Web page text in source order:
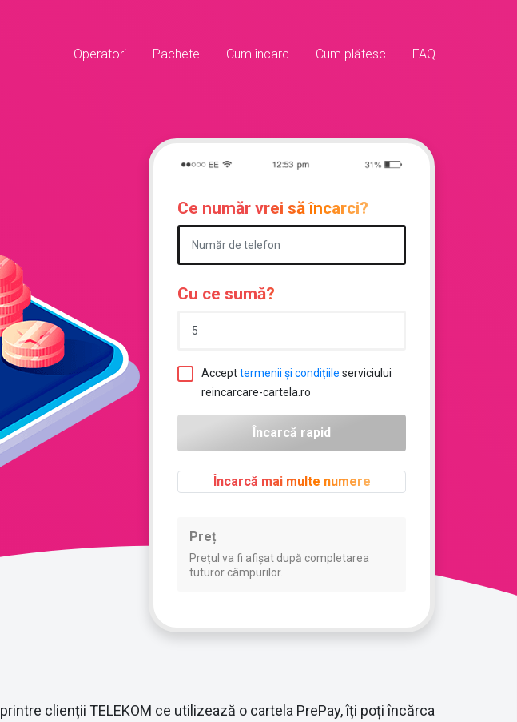
Operatori Pachete Cum încarc Cum plătesc FAQ
Ce număr vrei să încarci?
Cu ce sumă?
Accepttermenii și condițiile serviciului
reincarcare-cartela.ro
Încarcă mai multe numere
Preț
Prețul va fi afișat după completarea
tuturor câmpurilor.
clienții TELEKOM ce utilizează o cartela PrePay, îți poți încărca